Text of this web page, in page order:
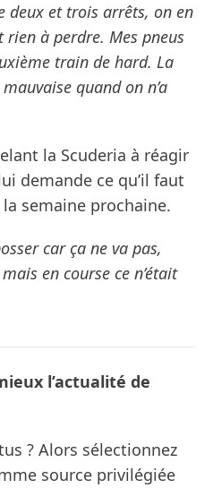
deux et trois arrêts, on en
rien à perdre. Mes pneus
train de hard. La
quand on n’a
la Scuderia à réagir
demande ce qu’il faut
semaine prochaine.
car ça ne va pas,
en course ce n’était
l’actualité de
? Alors sélectionnez
source privilégiée